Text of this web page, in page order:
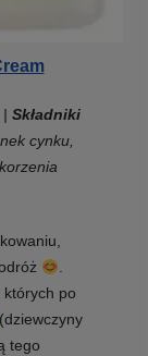
| Składniki
cynku,
.
których po
tego